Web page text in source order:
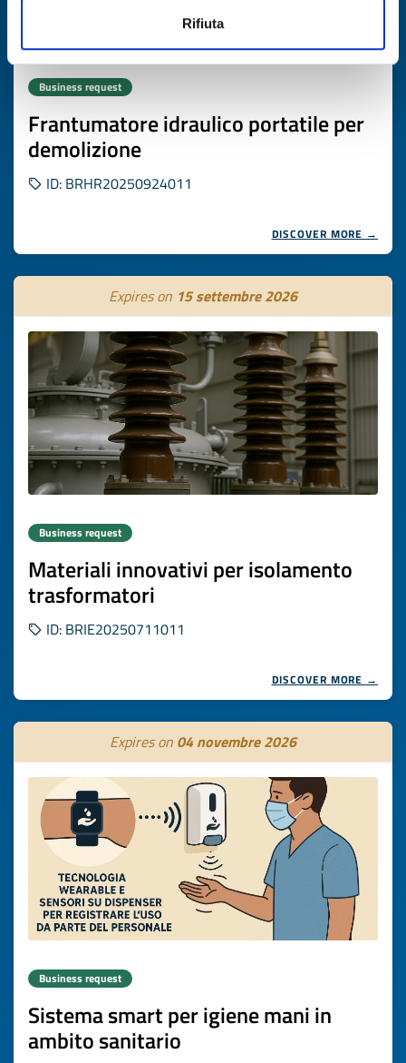
Rifiuta
Business request
Frantumatore idraulico portatile per
demolizione
ID: BRHR20250924011
DISCOVER MORE →
Expires on 15 settembre 2026
Business request
Materiali innovativi per isolamento
trasformatori
ID: BRIE20250711011
DISCOVER MORE →
Expires on 04 novembre 2026
Business request
Sistema smart per igiene mani in
ambito sanitario